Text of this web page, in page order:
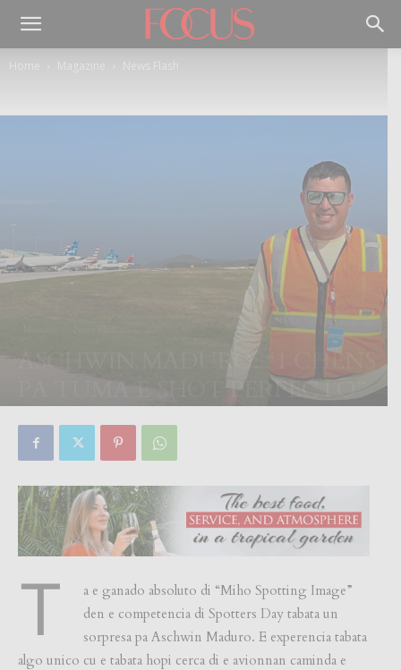
Home Magazine News Flash
ASCHWIN MADURO: “1 CHENS
PA TUMA E SHOT PERFECTO”
T
a e ganado absoluto di “Miho Spotting Image”
den e competencia di Spotters Day tabata un
sorpresa pa Aschwin Maduro. E experencia tabata
algo unico cu e tabata hopi cerca di e avionnan caminda e